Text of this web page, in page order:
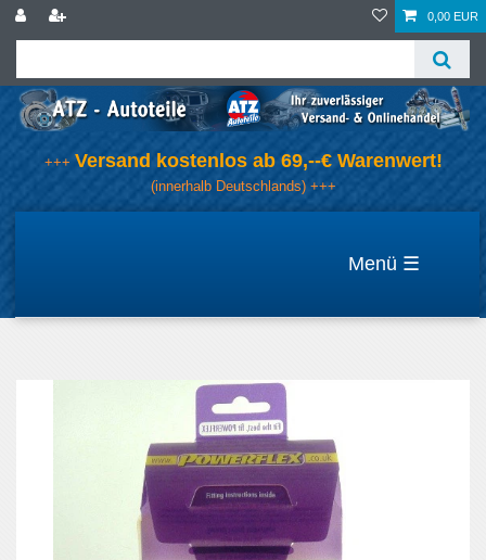
0,00 EUR
+++ Versand kostenlos ab 69,--€ Warenwert!
(innerhalb Deutschlands) +++
☰